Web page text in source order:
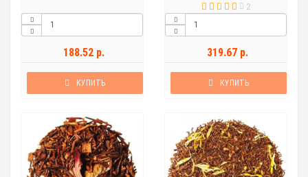
188.52 р.
КУПИТЬ
2
319.67 р.
КУПИТЬ